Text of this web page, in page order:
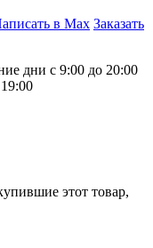
в Max Заказать
дни с 9:00 до 20:00
этот товар,